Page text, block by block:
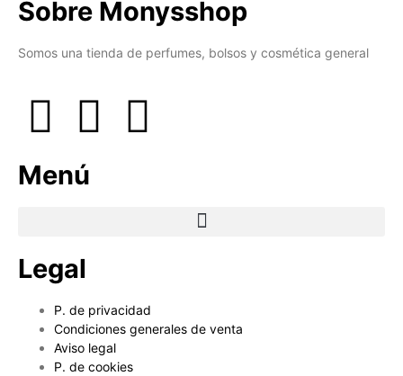
Sobre Monysshop
Somos una tienda de perfumes, bolsos y cosmética general
Menú
Legal
P. de privacidad
Condiciones generales de venta
Aviso legal
P. de cookies